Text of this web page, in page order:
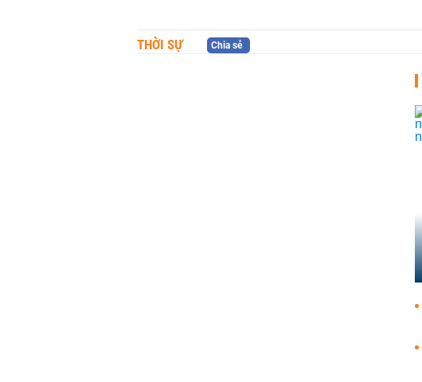
THỜI SỰ Chia sẻ